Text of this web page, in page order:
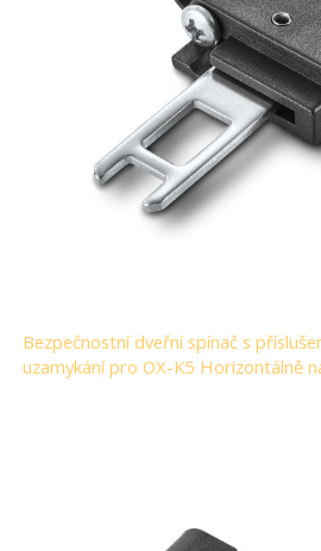
Bezpečnostní dveřní spínač s
uzamykání pro OX-K5 Horizontálně